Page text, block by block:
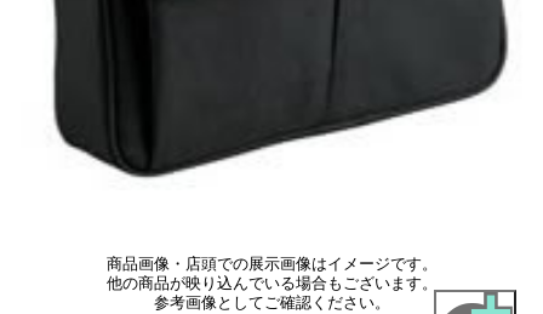
商品画像・店頭での展示画像はイメージです。
他の商品が映り込んでいる場合もございます。
参考画像としてご確認ください。